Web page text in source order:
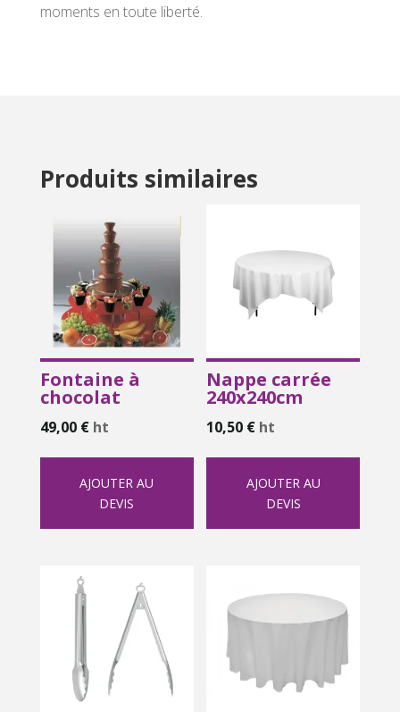
moments en toute liberté.
Produits similaires
Fontaine à
chocolat
49,00 € ht
AJOUTER AU
DEVIS
Nappe carrée
240x240cm
10,50 € ht
AJOUTER AU
DEVIS